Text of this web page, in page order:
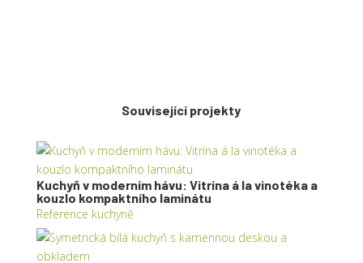
Související projekty
Kuchyň v moderním hávu: Vitrína á la vinotéka a
kouzlo kompaktního laminátu
Reference kuchyně